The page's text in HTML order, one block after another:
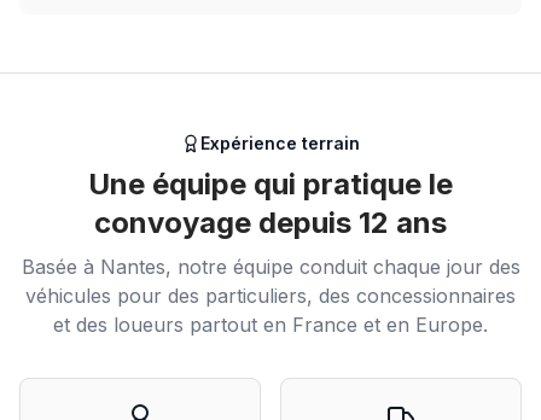
Expérience terrain
Une équipe qui pratique le
convoyage depuis 12 ans
Basée à Nantes, notre équipe conduit chaque jour des
véhicules pour des particuliers, des concessionnaires
et des loueurs partout en France et en Europe.